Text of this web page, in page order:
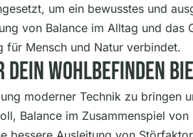
um ein bewusstes und
von Balance im Alltag und das
für Mensch und Natur verbindet.
Wohlbefinden
moderner Technik zu bringen
Balance im Zusammenspiel